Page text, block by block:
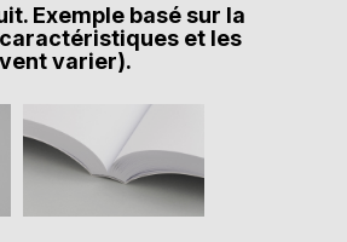
Exemple basé sur la
et les
varier).